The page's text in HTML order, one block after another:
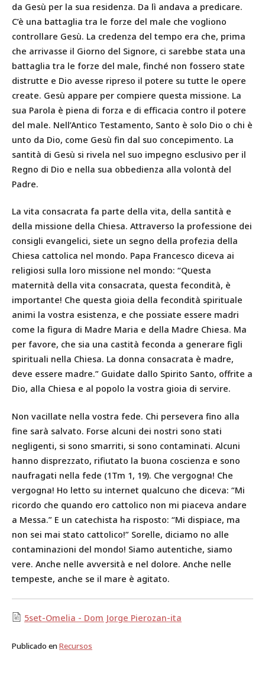
da Gesù per la sua residenza. Da lì andava a predicare.
C’è una battaglia tra le forze del male che vogliono
controllare Gesù. La credenza del tempo era che, prima
che arrivasse il Giorno del Signore, ci sarebbe stata una
battaglia tra le forze del male, finché non fossero state
distrutte e Dio avesse ripreso il potere su tutte le opere
create. Gesù appare per compiere questa missione. La
sua Parola è piena di forza e di efficacia contro il potere
del male. Nell’Antico Testamento, Santo è solo Dio o chi è
unto da Dio, come Gesù fin dal suo concepimento. La
santità di Gesù si rivela nel suo impegno esclusivo per il
Regno di Dio e nella sua obbedienza alla volontà del
Padre.
La vita consacrata fa parte della vita, della santità e
della missione della Chiesa. Attraverso la professione dei
consigli evangelici, siete un segno della profezia della
Chiesa cattolica nel mondo. Papa Francesco diceva ai
religiosi sulla loro missione nel mondo: “Questa
maternità della vita consacrata, questa fecondità, è
importante! Che questa gioia della fecondità spirituale
animi la vostra esistenza, e che possiate essere madri
come la figura di Madre Maria e della Madre Chiesa. Ma
per favore, che sia una castità feconda a generare figli
spirituali nella Chiesa. La donna consacrata è madre,
deve essere madre.” Guidate dallo Spirito Santo, offrite a
Dio, alla Chiesa e al popolo la vostra gioia di servire.
Non vacillate nella vostra fede. Chi persevera fino alla
fine sarà salvato. Forse alcuni dei nostri sono stati
negligenti, si sono smarriti, si sono contaminati. Alcuni
hanno disprezzato, rifiutato la buona coscienza e sono
naufragati nella fede (1Tm 1, 19). Che vergogna! Che
vergogna! Ho letto su internet qualcuno che diceva: “Mi
ricordo che quando ero cattolico non mi piaceva andare
a Messa.” E un catechista ha risposto: “Mi dispiace, ma
non sei mai stato cattolico!” Sorelle, diciamo no alle
contaminazioni del mondo! Siamo autentiche, siamo
vere. Anche nelle avversità e nel dolore. Anche nelle
tempeste, anche se il mare è agitato.
5set-Omelia - Dom Jorge Pierozan-ita
Publicado enRecursos